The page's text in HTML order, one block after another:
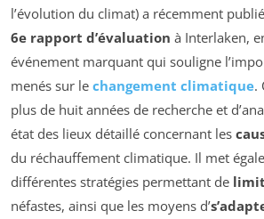
l’évolution du climat) a récemment
6e rapport d’évaluation à Interlaken,
événement marquant qui souligne
menés sur le changement climatique.
plus de huit années de recherche et
état des lieux détaillé concernant les
du réchauffement climatique. Il met
différentes stratégies permettant de
néfastes, ainsi que les moyens d’